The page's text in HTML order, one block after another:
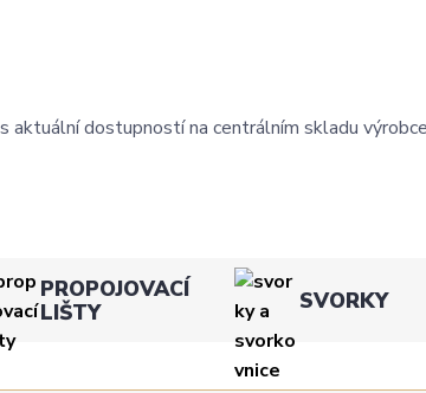
aktuální dostupností na centrálním skladu
PROPOJOVACÍ
LIŠTY
SVORKY